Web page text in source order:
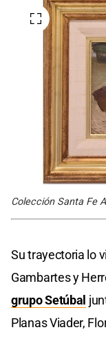
Colección Santa Fe
Su trayectoria lo
Gambartes y
grupo Setúbal
Planas Viader,